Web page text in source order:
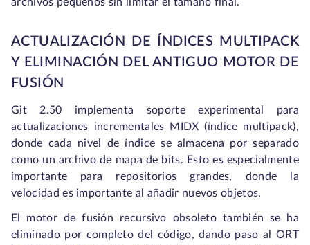
ACTUALIZACIÓN DE ÍNDICES MULTIPACK
Y ELIMINACIÓN DEL ANTIGUO MOTOR DE
FUSIÓN
Git 2.50 implementa soporte experimental para
actualizaciones incrementales MIDX (índice multipack),
donde cada nivel de índice se almacena por separado
como un archivo de mapa de bits. Esto es especialmente
importante para repositorios grandes, donde la
velocidad es importante al añadir nuevos objetos.
El motor de fusión recursivo obsoleto también se ha
eliminado por completo del código, dando paso al ORT